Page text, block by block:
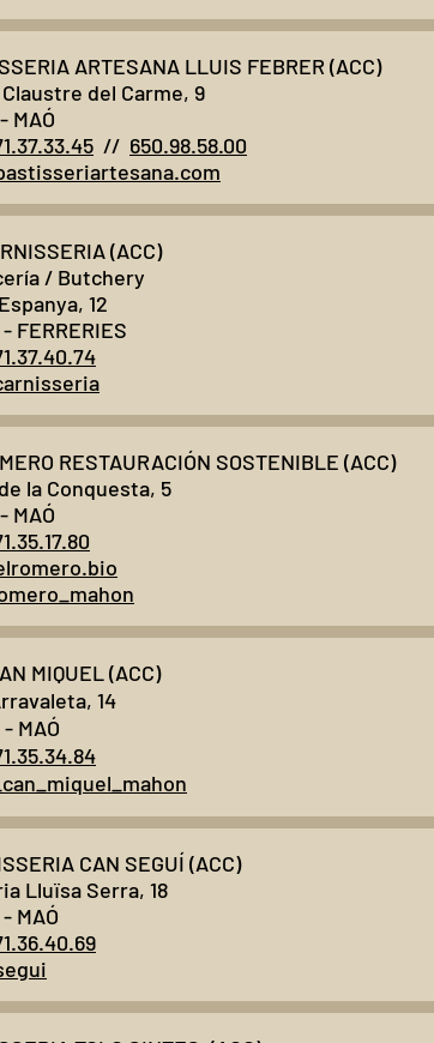
ARTESANA LLUIS FEBRER (ACC)
del Carme, 9
MAÓ
// 650.98.58.00
(ACC)
/ Butchery
12
FERRERIES
RESTAURACIÓN SOSTENIBLE (ACC)
la Conquesta, 5
MAÓ
MIQUEL (ACC)
14
MAÓ
CAN SEGUÍ (ACC)
Lluïsa Serra, 18
MAÓ